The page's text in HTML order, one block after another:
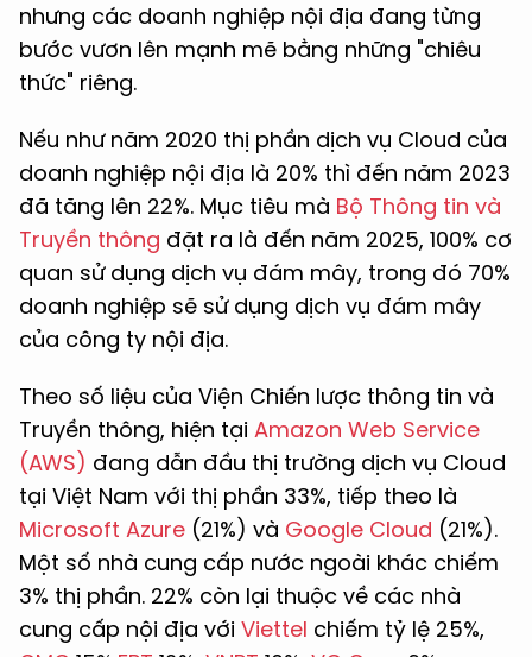
nhưng các doanh nghiệp nội địa đang từng
bước vươn lên mạnh mẽ bằng những "chiêu
thức" riêng.
Nếu như năm 2020 thị phần dịch vụ Cloud của
doanh nghiệp nội địa là 20% thì đến năm 2023
đã tăng lên 22%. Mục tiêu mà Bộ Thông tin và
Truyền thông đặt ra là đến năm 2025, 100% cơ
quan sử dụng dịch vụ đám mây, trong đó 70%
doanh nghiệp sẽ sử dụng dịch vụ đám mây
của công ty nội địa.
Theo số liệu của Viện Chiến lược thông tin và
Truyền thông, hiện tại Amazon Web Service
(AWS) đang dẫn đầu thị trường dịch vụ Cloud
tại Việt Nam với thị phần 33%, tiếp theo là
Microsoft Azure (21%) và Google Cloud (21%).
Một số nhà cung cấp nước ngoài khác chiếm
3% thị phần. 22% còn lại thuộc về các nhà
cung cấp nội địa với Viettel chiếm tỷ lệ 25%,